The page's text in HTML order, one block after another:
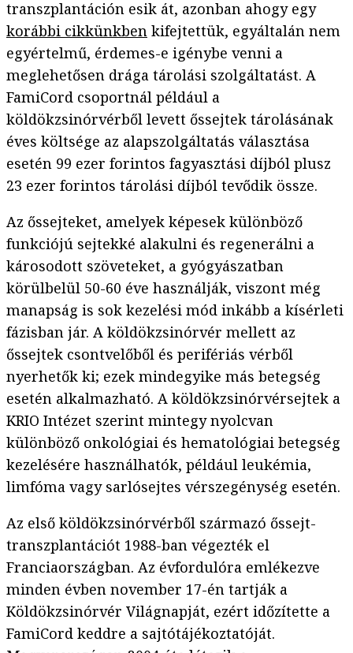
transzplantáción esik át, azonban ahogy egy
korábbi cikkünkben kifejtettük, egyáltalán nem
egyértelmű, érdemes-e igénybe venni a
meglehetősen drága tárolási szolgáltatást. A
FamiCord csoportnál például a
köldökzsinórvérből levett őssejtek tárolásának
éves költsége az alapszolgáltatás választása
esetén 99 ezer forintos fagyasztási díjból plusz
23 ezer forintos tárolási díjból tevődik össze.
Az őssejteket, amelyek képesek különböző
funkciójú sejtekké alakulni és regenerálni a
károsodott szöveteket, a gyógyászatban
körülbelül 50-60 éve használják, viszont még
manapság is sok kezelési mód inkább a kísérleti
fázisban jár. A köldökzsinórvér mellett az
őssejtek csontvelőből és perifériás vérből
nyerhetők ki; ezek mindegyike más betegség
esetén alkalmazható. A köldökzsinórvérsejtek a
KRIO Intézet szerint mintegy nyolcvan
különböző onkológiai és hematológiai betegség
kezelésére használhatók, például leukémia,
limfóma vagy sarlósejtes vérszegénység esetén.
Az első köldökzsinórvérből származó őssejt-
transzplantációt 1988-ban végezték el
Franciaországban. Az évfordulóra emlékezve
minden évben november 17-én tartják a
Köldökzsinórvér Világnapját, ezért időzítette a
FamiCord keddre a sajtótájékoztatóját.